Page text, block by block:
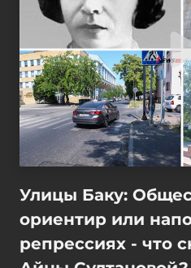
Улицы Баку:
ориентир или
репрессиях - что